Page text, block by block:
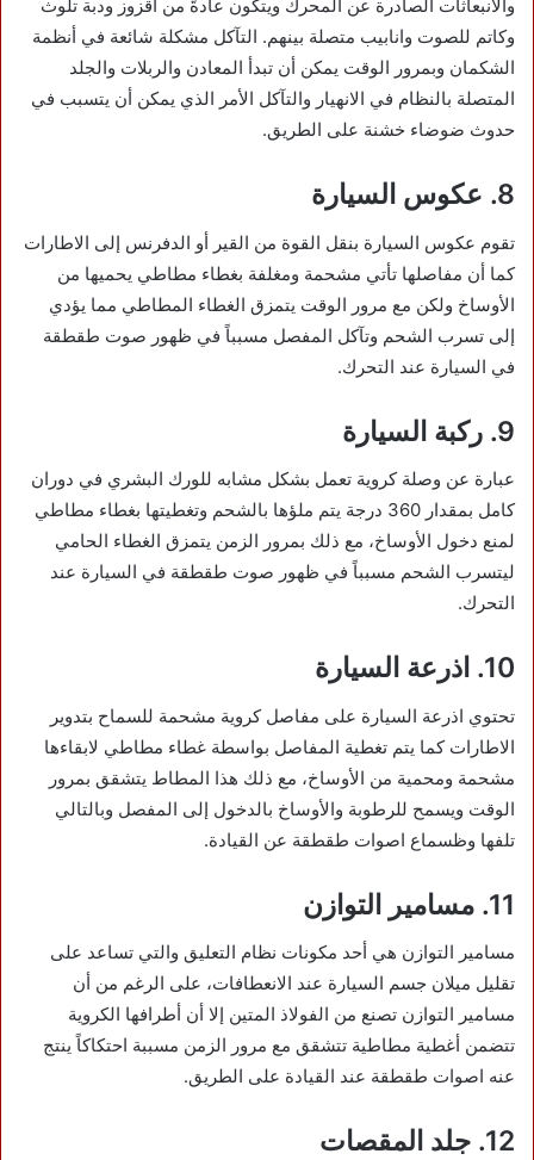
والانبعاثات الصادرة عن المحرك ويتكون عادةً من اقزوز ودبة تلوث
وكاتم للصوت وانابيب متصلة بينهم. التآكل مشكلة شائعة في أنظمة
الشكمان وبمرور الوقت يمكن أن تبدأ المعادن والربلات والجلد
المتصلة بالنظام في الانهيار والتآكل الأمر الذي يمكن أن يتسبب في
حدوث ضوضاء خشنة على الطريق.
8. عكوس السيارة
تقوم عكوس السيارة بنقل القوة من القير أو الدفرنس إلى الاطارات
كما أن مفاصلها تأتي مشحمة ومغلفة بغطاء مطاطي يحميها من
الأوساخ ولكن مع مرور الوقت يتمزق الغطاء المطاطي مما يؤدي
إلى تسرب الشحم وتآكل المفصل مسبباً في ظهور صوت طقطقة
في السيارة عند التحرك.
9. ركبة السيارة
عبارة عن وصلة كروية تعمل بشكل مشابه للورك البشري في دوران
كامل بمقدار 360 درجة يتم ملؤها بالشحم وتغطيتها بغطاء مطاطي
لمنع دخول الأوساخ، مع ذلك بمرور الزمن يتمزق الغطاء الحامي
ليتسرب الشحم مسبباً في ظهور صوت طقطقة في السيارة عند
التحرك.
10. اذرعة السيارة
تحتوي اذرعة السيارة على مفاصل كروية مشحمة للسماح بتدوير
الاطارات كما يتم تغطية المفاصل بواسطة غطاء مطاطي لابقاءها
مشحمة ومحمية من الأوساخ، مع ذلك هذا المطاط يتشقق بمرور
الوقت ويسمح للرطوبة والأوساخ بالدخول إلى المفصل وبالتالي
تلفها وظسماع اصوات طقطقة عن القيادة.
11. مسامير التوازن
مسامير التوازن هي أحد مكونات نظام التعليق والتي تساعد على
تقليل ميلان جسم السيارة عند الانعطافات، على الرغم من أن
مسامير التوازن تصنع من الفولاذ المتين إلا أن أطرافها الكروية
تتضمن أغطية مطاطية تتشقق مع مرور الزمن مسببة احتكاكاً ينتج
عنه اصوات طقطقة عند القيادة على الطريق.
12. جلد المقصات